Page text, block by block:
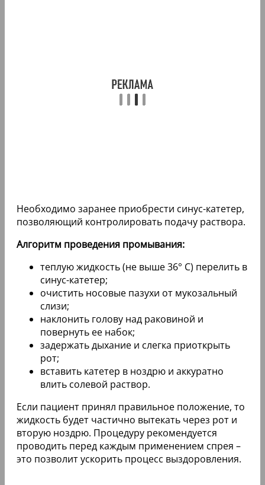
Необходимо заранее приобрести синус-катетер,
позволяющий контролировать подачу раствора.
Алгоритм проведения промывания:
теплую жидкость (не выше 36° С) перелить в
синус-катетер;
очистить носовые пазухи от мукозальный
слизи;
наклонить голову над раковиной и
повернуть ее набок;
задержать дыхание и слегка приоткрыть
рот;
вставить катетер в ноздрю и аккуратно
влить солевой раствор.
Если пациент принял правильное положение, то
жидкость будет частично вытекать через рот и
вторую ноздрю. Процедуру рекомендуется
проводить перед каждым применением спрея –
это позволит ускорить процесс выздоровления.